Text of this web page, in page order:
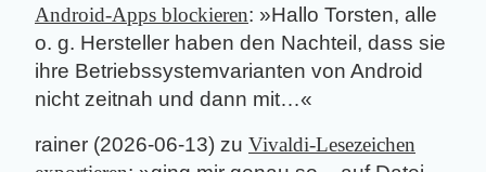
Android-Apps blockieren: »Hallo Torsten, alle
o. g. Hersteller haben den Nachteil, dass sie
ihre Betriebssystemvarianten von Android
nicht zeitnah und dann mit…«
rainer (2026-06-13) zu Vivaldi-Lesezeichen